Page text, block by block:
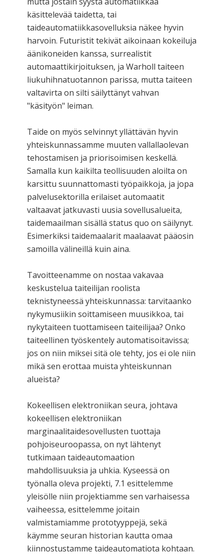
käsittelevää taidetta, tai
taideautomatiikkasovelluksia näkee hyvin
harvoin. Futuristit tekivät aikoinaan kokeiluja
äänikoneiden kanssa, surrealistit
automaattikirjoituksen, ja Warholl taiteen
liukuhihnatuotannon parissa, mutta taiteen
valtavirta on silti säilyttänyt vahvan
"käsityön" leiman.
Taide on myös selvinnyt yllättävän hyvin
yhteiskunnassamme muuten vallallaolevan
tehostamisen ja priorisoimisen keskellä.
Samalla kun kaikilta teollisuuden aloilta on
karsittu suunnattomasti työpaikkoja, ja jopa
palvelusektorilla erilaiset automaatit
valtaavat jatkuvasti uusia sovellusalueita,
taidemaailman sisällä status quo on säilynyt.
Esimerkiksi taidemaalarit maalaavat pääosin
samoilla välineillä kuin aina.
Tavoitteenamme on nostaa vakavaa
keskustelua taiteilijan roolista
teknistyneessä yhteiskunnassa: tarvitaanko
nykymusiikin soittamiseen muusikkoa, tai
nykytaiteen tuottamiseen taiteilijaa? Onko
taiteellinen työskentely automatisoitavissa;
jos on niin miksei sitä ole tehty, jos ei ole niin
mikä sen erottaa muista yhteiskunnan
alueista?
Kokeellisen elektroniikan seura, johtava
kokeellisen elektroniikan
marginaalitaidesovellusten tuottaja
pohjoiseuroopassa, on nyt lähtenyt
tutkimaan taideautomaation
mahdollisuuksia ja uhkia. Kyseessä on
työnalla oleva projekti, 7.1 esittelemme
yleisölle niin projektiamme sen varhaisessa
vaiheessa, esittelemme joitain
valmistamiamme prototyyppejä, sekä
käymme seuran historian kautta omaa
kiinnostustamme taideautomatiota kohtaan.